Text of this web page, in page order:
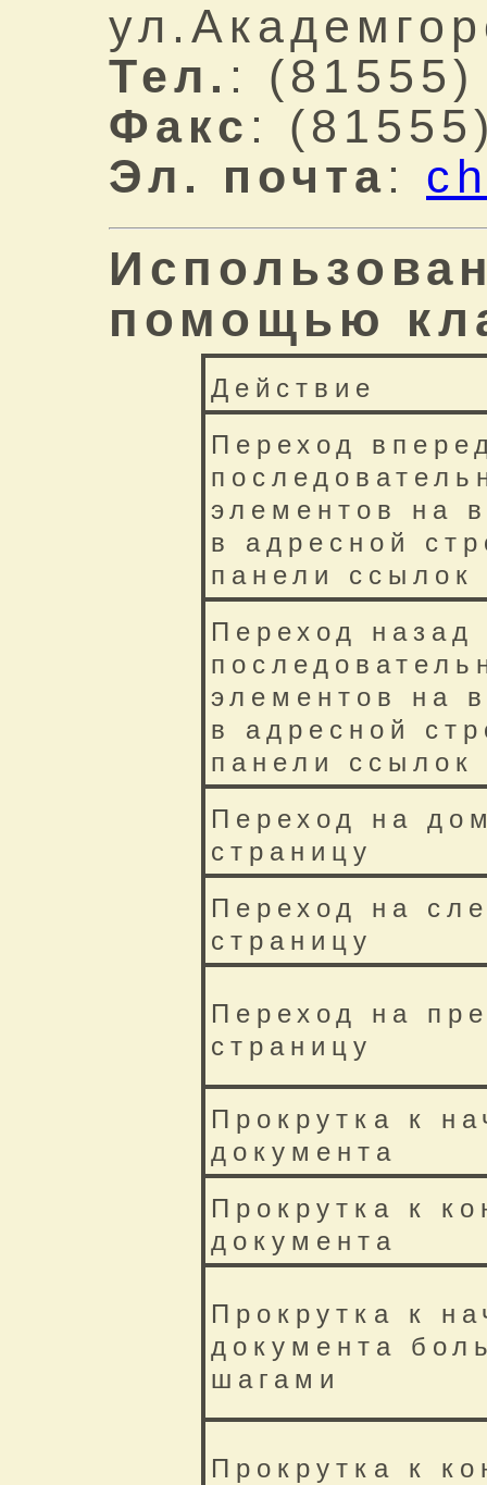
Тел. :
Факс :
Эл. почта:
помощью
Действие
Переход
элементов на
в адресной
панели ссылок
Переход назад
элементов на
в адресной
панели ссылок
Переход на
страницу
Переход на
страницу
Переход на
страницу
Прокрутка к
документа
Прокрутка к
документа
Прокрутка к
документа
шагами
Прокрутка к